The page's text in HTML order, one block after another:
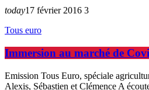
today17 février 2016 3
Tous euro
Immersion au marché de
Emission Tous Euro, spéciale
Alexis, Sébastien et Clémence A